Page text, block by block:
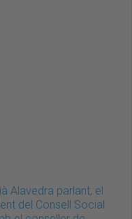
Alavedra parlant, el
del Consell Social